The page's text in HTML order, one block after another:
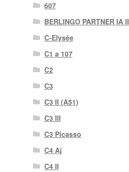
607
BERLINGO PARTNER IA II
C-Elysée
C1 a 107
C2
C3
C3 II (A51)
C3 III
C3 Picasso
C4 Aj
C4 II